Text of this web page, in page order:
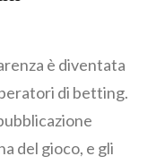
è diventata
di betting.
del gioco, e gli